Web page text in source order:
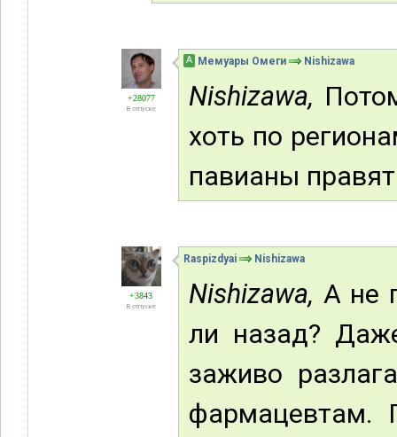
+28077
В отпуске
А Мемуары Омеги Nishizawa
Nishizawa,
хоть по
павианы
+3843
В отпуске
Raspizdyai Nishizawa
Nishizawa, А не
ли назад?
заживо
фармацевтам.